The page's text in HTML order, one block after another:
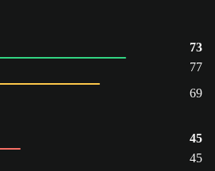
73
77
69
45
45